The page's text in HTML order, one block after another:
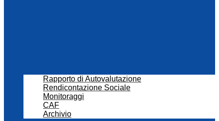
Rapporto di Autovalutazione
Rendicontazione Sociale
Monitoraggi
CAF
Archivio